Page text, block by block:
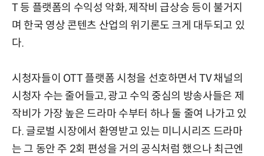
T 등 플랫폼의 수익성 악화, 제작비 급상승 등이 불거지
며 한국 영상 콘텐츠 산업의 위기론도 크게 대두되고 있
다.
시청자들이 OTT 플랫폼 시청을 선호하면서 TV 채널의
시청자 수는 줄어들고, 광고 수익 중심의 방송사들은 제
작비가 가장 높은 드라마 수부터 하나 둘 줄여 나가고 있
다. 글로벌 시장에서 환영받고 있는 미니시리즈 드라마
는 그 동안 주 2회 편성을 거의 공식처럼 했으나 최근엔